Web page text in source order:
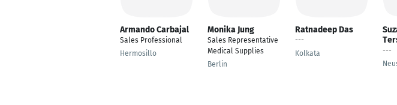
Armando Carbajal
Sales Professional
Hermosillo
Monika Jung
Sales Representative
Medical Supplies
Berlin
Ratnadeep Das
---
Kolkata
---